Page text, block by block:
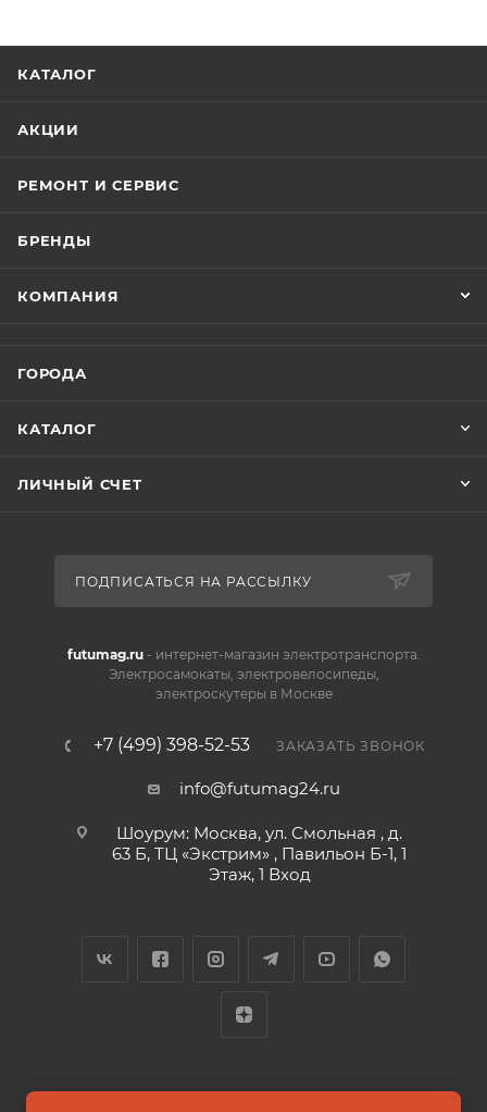
КАТАЛОГ
АКЦИИ
РЕМОНТ И СЕРВИС
БРЕНДЫ
КОМПАНИЯ
ГОРОДА
КАТАЛОГ
ЛИЧНЫЙ СЧЕТ
ПОДПИСАТЬСЯ НА РАССЫЛКУ
futumag.ru- интернет-магазин электротранспорта.
Электросамокаты, электровелосипеды,
электроскутеры в Москве
+7 (499) 398-52-53 ЗАКАЗАТЬ ЗВОНОК
info@futumag24.ru
Шоурум: Москва, ул. Смольная , д.
63 Б, ТЦ «Экстрим» , Павильон Б-1, 1
Этаж, 1 Вход
2026 © FUTUMAG.RU